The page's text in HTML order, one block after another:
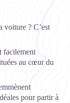
voiture ? C’est
facilement
au cœur du
pour partir à